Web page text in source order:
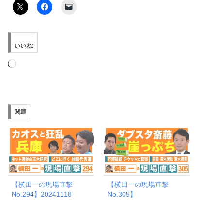
いいね:
読
み
中…
関連
【横田一の現場直撃
No.294】20241118
【横田一の現場直撃
No.305】